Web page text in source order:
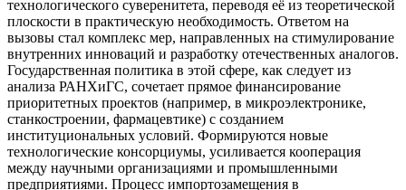
технологического суверенитета, переводя её из теоретической
плоскости в практическую необходимость. Ответом на
вызовы стал комплекс мер, направленных на стимулирование
внутренних инноваций и разработку отечественных аналогов.
Государственная политика в этой сфере, как следует из
анализа РАНХиГС, сочетает прямое финансирование
приоритетных проектов (например, в микроэлектронике,
станкостроении, фармацевтике) с созданием
институциональных условий. Формируются новые
технологические консорциумы, усиливается кооперация
между научными организациями и промышленными
предприятиями. Процесс импортозамещения в